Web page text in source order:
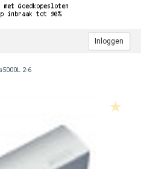
Inloggen
2-6